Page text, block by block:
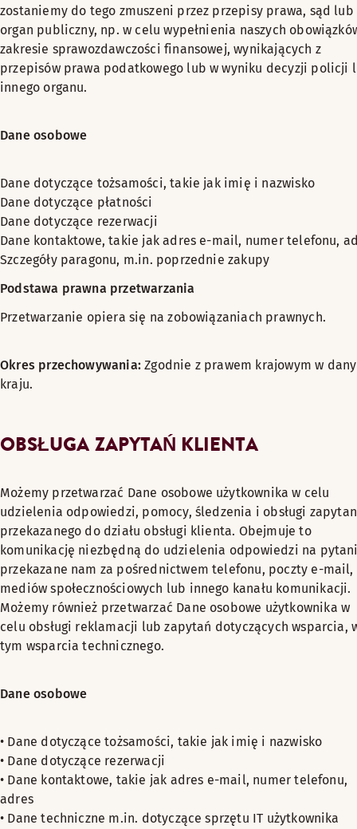
zostaniemy do tego zmuszeni przez przepisy prawa, sąd lub
organ publiczny, np. w celu wypełnienia naszych
zakresie sprawozdawczości finansowej, wynikających z
przepisów prawa podatkowego lub w wyniku decyzji policji
innego organu.
Dane osobowe
Dane dotyczące tożsamości, takie jak imię i nazwisko
Dane dotyczące płatności
Dane dotyczące rezerwacji
Dane kontaktowe, takie jak adres e-mail, numer telefonu,
Szczegóły paragonu, m.in. poprzednie zakupy
Podstawa prawna przetwarzania
Przetwarzanie opiera się na zobowiązaniach prawnych.
Okres przechowywania: Zgodnie z prawem krajowym w
kraju.
OBSŁUGA ZAPYTAŃ KLIENTA
Możemy przetwarzać Dane osobowe użytkownika w celu
udzielenia odpowiedzi, pomocy, śledzenia i obsługi
przekazanego do działu obsługi klienta. Obejmuje to
komunikację niezbędną do udzielenia odpowiedzi na
przekazane nam za pośrednictwem telefonu, poczty e-mail,
mediów społecznościowych lub innego kanału komunikacji.
Możemy również przetwarzać Dane osobowe użytkownika w
celu obsługi reklamacji lub zapytań dotyczących wsparcia,
tym wsparcia technicznego.
Dane osobowe
• Dane dotyczące tożsamości, takie jak imię i nazwisko
• Dane dotyczące rezerwacji
• Dane kontaktowe, takie jak adres e-mail, numer telefonu,
adres
• Dane techniczne m.in. dotyczące sprzętu IT użytkownika